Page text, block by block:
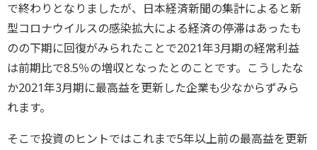
で終わりとなりましたが、日本経済新聞の集計によると新
型コロナウイルスの感染拡大による経済の停滞はあったも
のの下期に回復がみられたことで2021年3月期の経常利益
は前期比で8.5％の増収となったとのことです。こうしたな
か2021年3月期に最高益を更新した企業も少なからずみら
れます。
そこで投資のヒントではこれまで5年以上前の最高益を更新